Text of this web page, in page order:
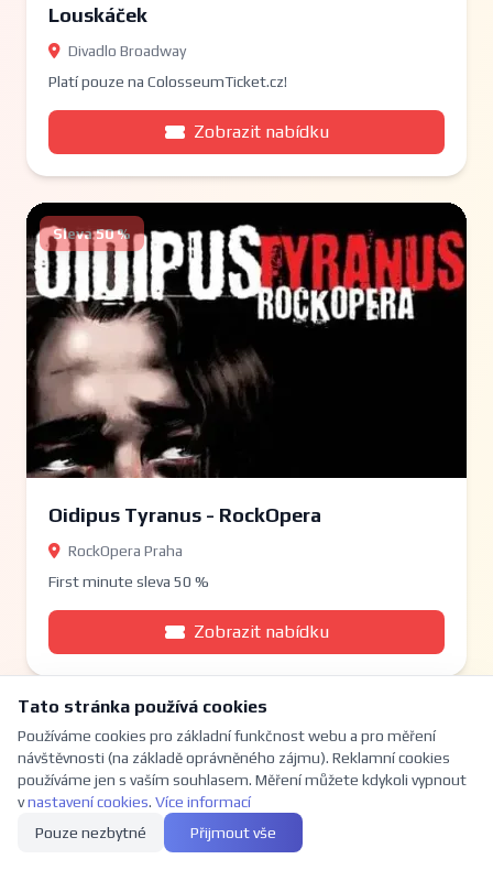
Louskáček
Divadlo Broadway
Platí pouze na ColosseumTicket.cz!
Zobrazit nabídku
Sleva 50 %
Oidipus Tyranus - RockOpera
RockOpera Praha
First minute sleva 50 %
Zobrazit nabídku
Sleva 50 %
Tato stránka používá cookies
Používáme cookies pro základní funkčnost webu a pro měření
návštěvnosti (na základě oprávněného zájmu). Reklamní cookies
používáme jen s vaším souhlasem. Měření můžete kdykoli vypnout
vnastavení cookies. Více informací
Pouze nezbytné
Přijmout vše